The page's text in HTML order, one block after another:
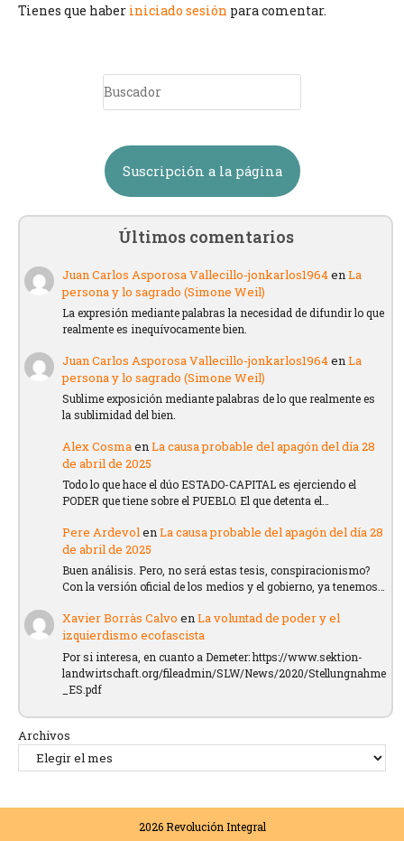
Tienes que haber iniciado sesión para comentar.
Suscripción a la página
Últimos comentarios
Juan Carlos Asporosa Vallecillo-jonkarlos1964enLa
persona y lo sagrado (Simone Weil)
La expresión mediante palabras la necesidad de difundir lo que
realmente es inequívocamente bien.
Juan Carlos Asporosa Vallecillo-jonkarlos1964enLa
persona y lo sagrado (Simone Weil)
Sublime exposición mediante palabras de lo que realmente es
la sublimidad del bien.
Alex CosmaenLa causa probable del apagón del día 28
de abril de 2025
Todo lo que hace el dúo ESTADO-CAPITAL es ejerciendo el
PODER que tiene sobre el PUEBLO. El que detenta el…
Pere ArdevolenLa causa probable del apagón del día 28
de abril de 2025
Buen análisis. Pero, no será estas tesis, conspiracionismo?
Con la versión oficial de los medios y el gobierno, ya tenemos…
Xavier Borràs Calvo enLa voluntad de poder y el
izquierdismo ecofascista
Por si interesa, en cuanto a Demeter: https://www.sektion-
landwirtschaft.org/fileadmin/SLW/News/2020/Stellungnahme
_ES.pdf
Archivos
2026Revolución Integral